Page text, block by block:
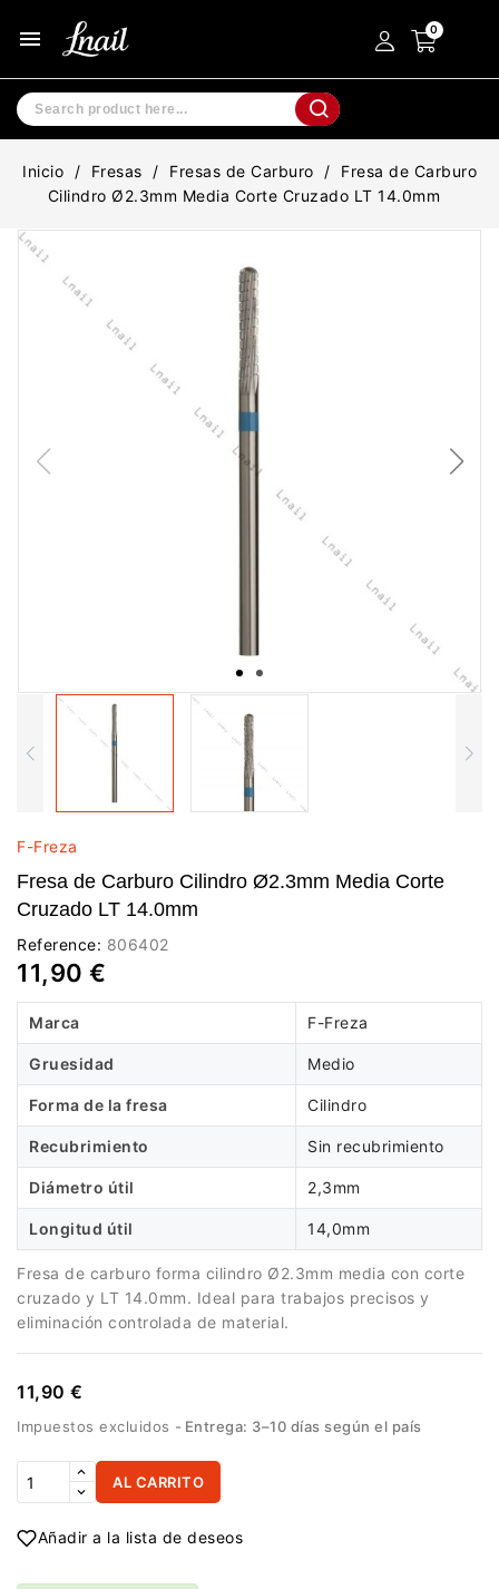
menu
Inicio Fresas Fresas de Carburo
Fresa de Carburo
Cilindro Ø2.3mm Media Corte Cruzado LT 14.0mm
F-Freza
Fresa de Carburo Cilindro Ø2.3mm Media Corte
Cruzado LT 14.0mm
Reference: 806402
11,90 €
Marca F-Freza
Gruesidad Medio
Forma de la fresa Cilindro
Recubrimiento Sin recubrimiento
Diámetro útil 2,3mm
Longitud útil 14,0mm
Fresa de carburo forma cilindro Ø2.3mm media con corte
cruzado y LT 14.0mm. Ideal para trabajos precisos y
eliminación controlada de material.
11,90 €
Impuestos excluidos Entrega: 3–10 días según el país
AL CARRITO
Añadir a la lista de deseos